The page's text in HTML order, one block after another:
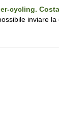
cycling.
inviare